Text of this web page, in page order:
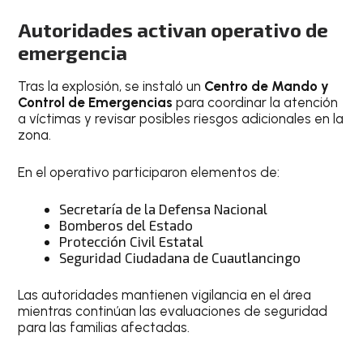
Autoridades activan operativo de
emergencia
Tras la explosión, se instaló un Centro de Mando y
Control de Emergencias para coordinar la atención
a víctimas y revisar posibles riesgos adicionales en la
zona.
En el operativo participaron elementos de:
Secretaría de la Defensa Nacional
Bomberos del Estado
Protección Civil Estatal
Seguridad Ciudadana de Cuautlancingo
Las autoridades mantienen vigilancia en el área
mientras continúan las evaluaciones de seguridad
para las familias afectadas.